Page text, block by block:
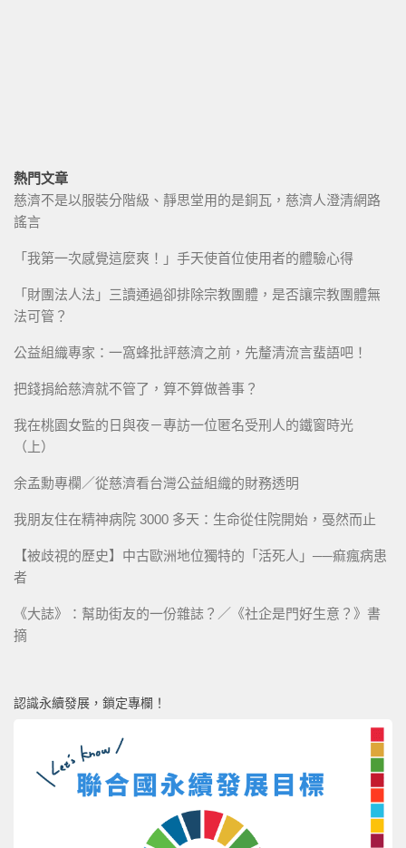
熱門文章
慈濟不是以服裝分階級、靜思堂用的是銅瓦，慈濟人澄清網路
謠言
「我第一次感覺這麼爽！」手天使首位使用者的體驗心得
「財團法人法」三讀通過卻排除宗教團體，是否讓宗教團體無
法可管？
公益組織專家：一窩蜂批評慈濟之前，先釐清流言蜚語吧！
把錢捐給慈濟就不管了，算不算做善事？
我在桃園女監的日與夜－專訪一位匿名受刑人的鐵窗時光
（上）
余孟勳專欄／從慈濟看台灣公益組織的財務透明
我朋友住在精神病院 3000 多天：生命從住院開始，戞然而止
【被歧視的歷史】中古歐洲地位獨特的「活死人」──痲瘋病患
者
《大誌》：幫助街友的一份雜誌？／《社企是門好生意？》書
摘
認識永續發展，鎖定專欄！